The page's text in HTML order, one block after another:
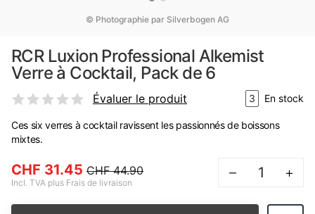
© Photographie par Silverbogen AG
RCR Luxion Professional Alkemist
Verre à Cocktail, Pack de 6
Évaluer le produit 3 En stock
Ces six verres à cocktail ravissent les passionnés de boissons
mixtes.
CHF 31.45 CHF 44.90
Incl. TVA plus Frais de livraison
– +